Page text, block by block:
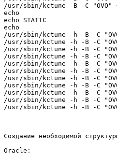
/usr/sbin/kctune -B -C "OVO"
echo
echo STATIC
echo
/usr/sbin/kctune -h -B -C
/usr/sbin/kctune -h -B -C
/usr/sbin/kctune -h -B -C
/usr/sbin/kctune -h -B -C
/usr/sbin/kctune -h -B -C
/usr/sbin/kctune -h -B -C
/usr/sbin/kctune -h -B -C
/usr/sbin/kctune -h -B -C
/usr/sbin/kctune -h -B -C
/usr/sbin/kctune -h -B -C
/usr/sbin/kctune -h -B -C
Создание необходимой
Oracle: